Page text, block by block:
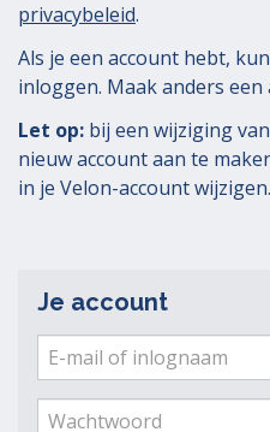
privacybeleid.
Als je een account hebt,
inloggen. Maak anders een
Let op: bij een wijziging
nieuw account aan te
in je Velon-account wijzigen.
Je account
E-
mail
ofWachtwoord